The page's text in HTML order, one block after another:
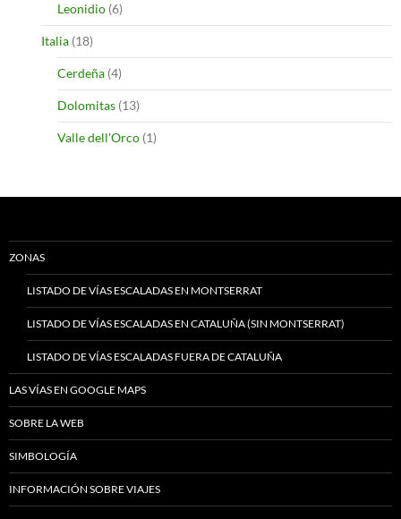
Leonidio (6)
Italia (18)
Cerdeña (4)
Dolomitas (13)
Valle dell'Orco (1)
ZONAS
LISTADO DE VÍAS ESCALADAS EN MONTSERRAT
LISTADO DE VÍAS ESCALADAS EN CATALUÑA (SIN MONTSERRAT)
LISTADO DE VÍAS ESCALADAS FUERA DE CATALUÑA
LAS VÍAS EN GOOGLE MAPS
SOBRE LA WEB
SIMBOLOGÍA
INFORMACIÓN SOBRE VIAJES